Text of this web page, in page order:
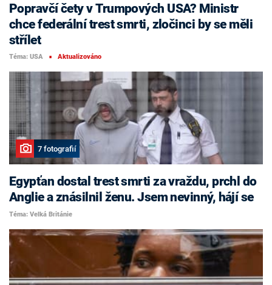
Popravčí čety v Trumpových USA? Ministr
chce federální trest smrti, zločinci by se měli
střílet
Téma: USA ■ Aktualizováno
7 fotografií
Egypťan dostal trest smrti za vraždu, prchl do
Anglie a znásilnil ženu. Jsem nevinný, hájí se
Téma: Velká Británie